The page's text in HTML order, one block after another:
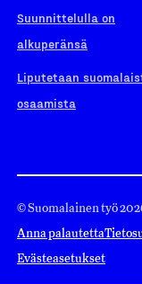
Suunnittelulla on
alkuperänsä
Liputetaan
osaamista
© Suomalainen työ
Anna palautetta
Evästeasetukset